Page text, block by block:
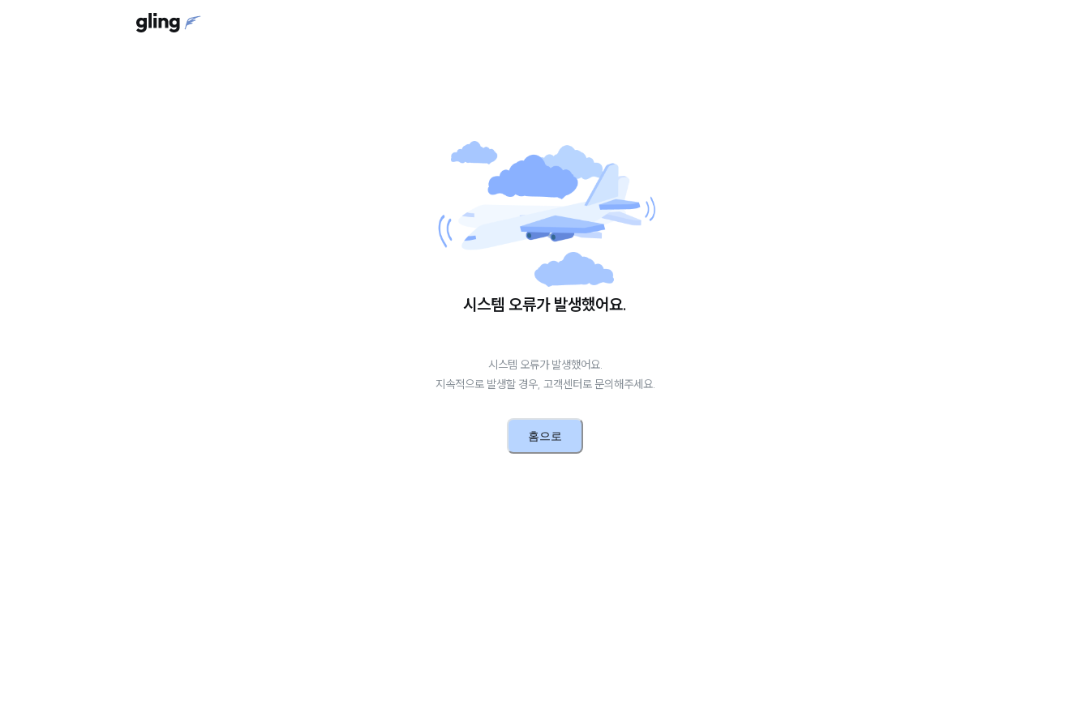
시스템 오류가 발생했어요.
시스템 오류가 발생했어요.
지속적으로 발생할 경우, 고객센터로 문의해주세요.
홈으로